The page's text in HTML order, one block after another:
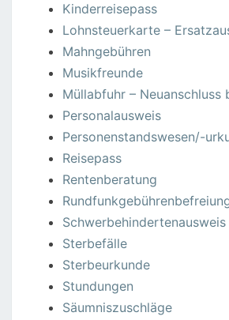
Kinderreisepass
Lohnsteuerkarte –
Mahngebühren
Musikfreunde
Müllabfuhr – Neuanschluss
Personalausweis
Personenstandswesen/-
Reisepass
Rentenberatung
Schwerbehindertenausweis
Sterbefälle
Sterbeurkunde
Stundungen
Säumniszuschläge